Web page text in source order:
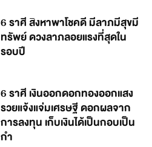
6 ราศี สิงหาพาโชคดี มีลาภมีสุขมี
ทรัพย์ ดวงลาภลอยแรงที่สุดใน
รอบปี
6 ราศี เงินออกดอกทองออกแสง
รวยแจ้งแจ่มเศรษฐี ดอกผลจาก
การลงทุน เก็บเงินได้เป็นกอบเป็น
กำ